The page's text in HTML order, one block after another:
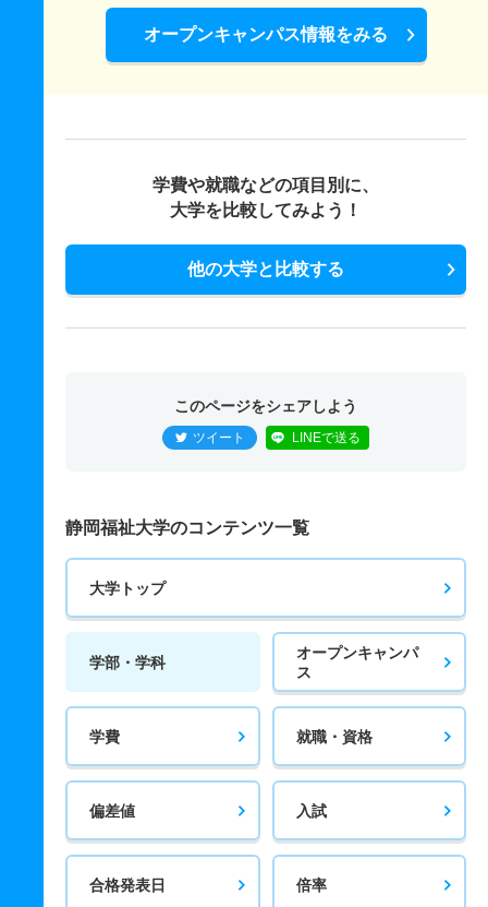
オープンキャンパス情報をみる
学費や就職などの項目別に、
大学を比較してみよう！
他の大学と比較する
このページをシェアしよう
ツイート LINEで送る
静岡福祉大学のコンテンツ一覧
大学トップ
学部・学科
オープンキャンパ
ス
学費 就職・資格
偏差値 入試
合格発表日 倍率